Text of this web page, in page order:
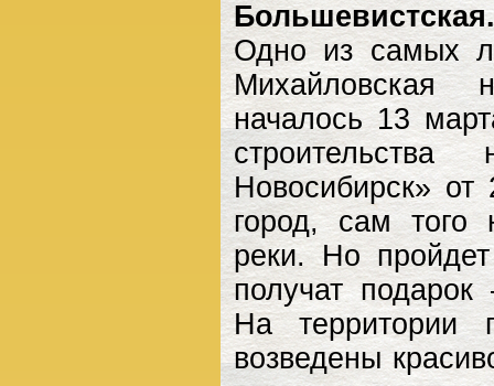
Большевистская.
Одно из самых
Михайловская
началось 13
Новосибирск»
город, сам того
реки. Но
получат
На территории
возведены